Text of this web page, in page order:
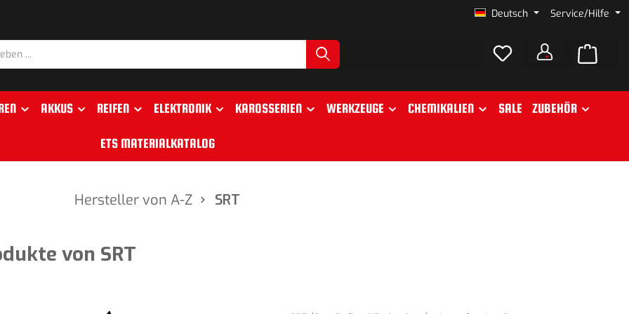
Deutsch Service/Hilfe
AKKUS REIFEN ELEKTRONIK KAROSSERIEN WERKZEUGE CHEMIKALIEN SALE ZUBEHÖR
ETS MATERIALKATALOG
Hersteller von A-Z SRT
von SRT